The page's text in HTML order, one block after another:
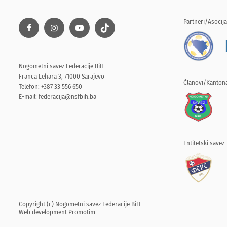
Nogometni savez Federacije BiH
Franca Lehara 3, 71000 Sarajevo
Telefon: +387 33 556 650
E-mail: federacija@nsfbih.ba
Partneri/
Članovi/
Entitetski savez
Copyright (c) Nogometni savez Federacije BiH
Web development Promotim